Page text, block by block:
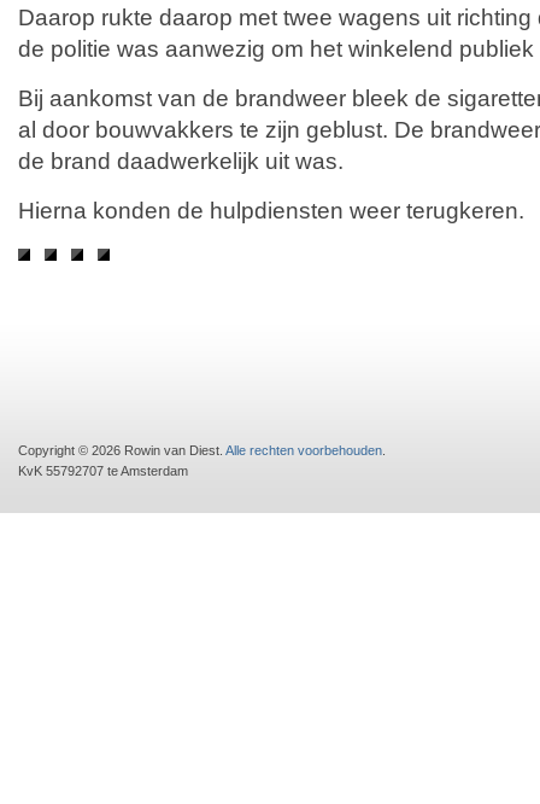
Daarop rukte daarop met twee wagens uit
de politie was aanwezig om het winkelend
Bij aankomst van de brandweer bleek de
al door bouwvakkers te zijn geblust. De
de brand daadwerkelijk uit was.
Hierna konden de hulpdiensten weer terugkeren.
Copyright © 2026 Rowin van Diest. Alle rechten voorbehouden
KvK 55792707 te Amsterdam